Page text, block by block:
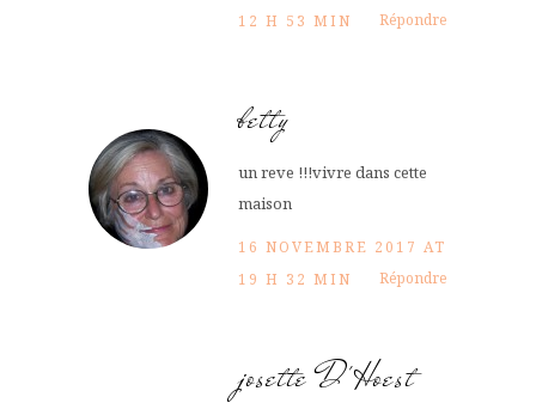
12 H 53 MIN
Répondre
betty
un reve !!!vivre dans cette
maison
16 NOVEMBRE 2017 AT
19 H 32 MIN
Répondre
josette D'Hoest